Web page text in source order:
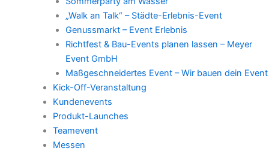
„Walk an Talk“ – Städte-Erlebnis-Event
Genussmarkt – Event Erlebnis
Richtfest & Bau-Events planen lassen – Meyer
Event GmbH
Maßgeschneidertes Event – Wir bauen dein Event
Kick-Off-Veranstaltung
Kundenevents
Produkt-Launches
Teamevent
Messen